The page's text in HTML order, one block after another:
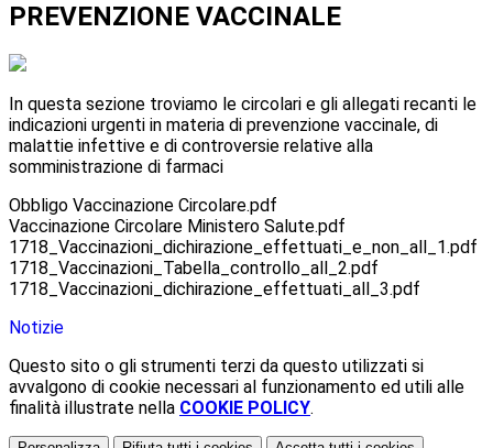
PREVENZIONE VACCINALE
In questa sezione troviamo le circolari e gli allegati recanti le
indicazioni urgenti in materia di prevenzione vaccinale, di
malattie infettive e di controversie relative alla
somministrazione di farmaci
Obbligo Vaccinazione Circolare.pdf
Vaccinazione Circolare Ministero Salute.pdf
1718_Vaccinazioni_dichirazione_effettuati_e_non_all_1.pdf
1718_Vaccinazioni_Tabella_controllo_all_2.pdf
1718_Vaccinazioni_dichirazione_effettuati_all_3.pdf
Notizie
Questo sito o gli strumenti terzi da questo utilizzati si
avvalgono di cookie necessari al funzionamento ed utili alle
finalità illustrate nella COOKIE POLICY.